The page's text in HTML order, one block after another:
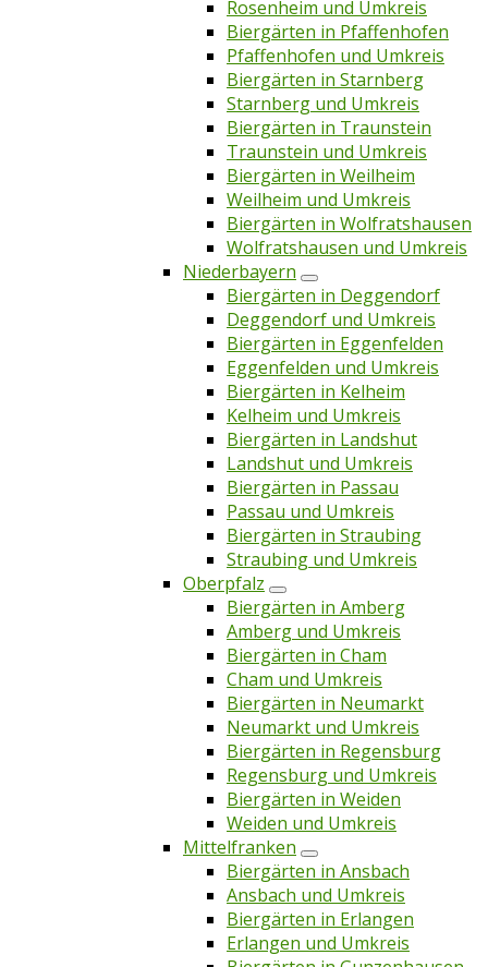
Rosenheim und Umkreis
Biergärten in Pfaffenhofen
Pfaffenhofen und Umkreis
Biergärten in Starnberg
Starnberg und Umkreis
Biergärten in Traunstein
Traunstein und Umkreis
Biergärten in Weilheim
Weilheim und Umkreis
Biergärten in Wolfratshausen
Wolfratshausen und Umkreis
Niederbayern
Biergärten in Deggendorf
Deggendorf und Umkreis
Biergärten in Eggenfelden
Eggenfelden und Umkreis
Biergärten in Kelheim
Kelheim und Umkreis
Biergärten in Landshut
Landshut und Umkreis
Biergärten in Passau
Passau und Umkreis
Biergärten in Straubing
Straubing und Umkreis
Oberpfalz
Biergärten in Amberg
Amberg und Umkreis
Biergärten in Cham
Cham und Umkreis
Biergärten in Neumarkt
Neumarkt und Umkreis
Biergärten in Regensburg
Regensburg und Umkreis
Biergärten in Weiden
Weiden und Umkreis
Mittelfranken
Biergärten in Ansbach
Ansbach und Umkreis
Biergärten in Erlangen
Erlangen und Umkreis